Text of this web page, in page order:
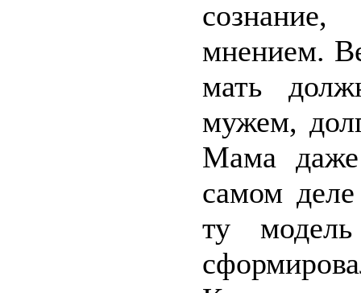
мнением.
мать
мужем,
Мама
самом
ту